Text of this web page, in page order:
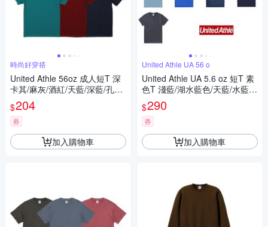
時尚好穿搭
United Athle 56oz 成人短T 深
卡其/麻灰/酒紅/天藍/深藍/孔雀
綠 3500101
$204
券
加入購物車
United Athle UA 56 o
United Athle UA 5.6 oz 短T 素
色T 淺藍/湖水藍色/天藍/水藍/
寶石藍/寶藍/靛青/深藍/石楠深
$290
券
加入購物車